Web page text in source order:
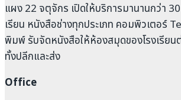
แผง 22 จตุจักร เปิดให้บริการมานานกว่า
เรียน หนังสือช่างทุกประเภท คอมพิวเตอร์
พิมพ์ รับจัดหนังสือให้ห้องสมุดของโรงเรียน
ทั้งปลีกและส่ง
Office